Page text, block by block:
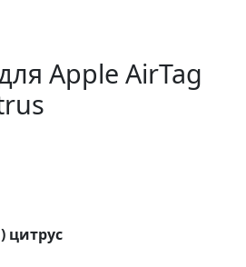
Apple AirTag
цитрус